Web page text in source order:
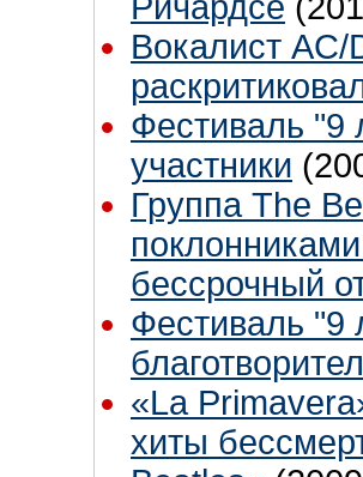
Вокалист AC/
Фестиваль "9
участники
Группа The
бессрочный
Фестиваль "9
«La
хиты